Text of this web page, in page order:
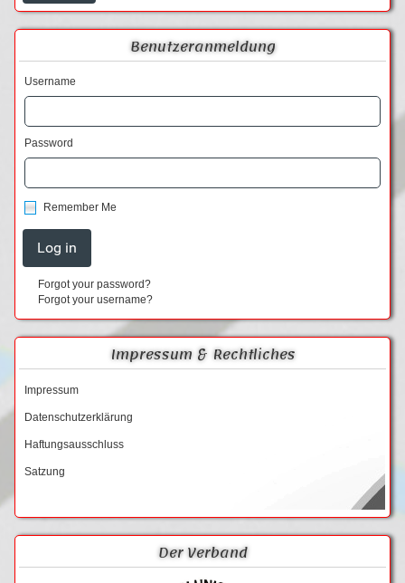
Benutzeranmeldung
Username
Password
Remember Me
Forgot your password?
Forgot your username?
Impressum & Rechtliches
Impressum
Datenschutzerklärung
Haftungsausschluss
Satzung
Der Verband